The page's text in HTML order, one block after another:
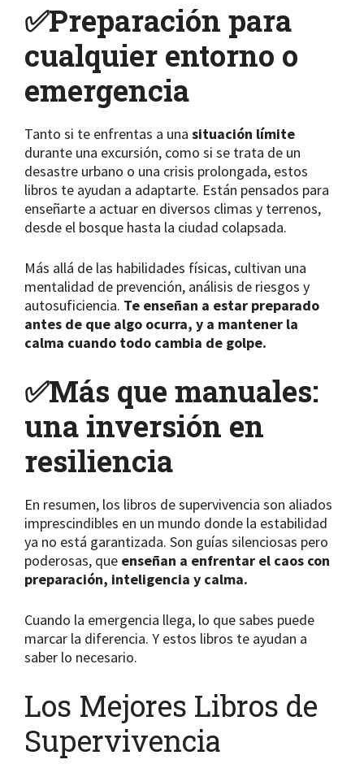
✅Preparación para
cualquier entorno o
emergencia
Tanto si te enfrentas a una situación límite
durante una excursión, como si se trata de un
desastre urbano o una crisis prolongada, estos
libros te ayudan a adaptarte. Están pensados para
enseñarte a actuar en diversos climas y terrenos,
desde el bosque hasta la ciudad colapsada.
Más allá de las habilidades físicas, cultivan una
mentalidad de prevención, análisis de riesgos y
autosuficiencia. Te enseñan a estar preparado
antes de que algo ocurra, y a mantener la
calma cuando todo cambia de golpe.
✅Más que manuales:
una inversión en
resiliencia
En resumen, los libros de supervivencia son aliados
imprescindibles en un mundo donde la estabilidad
ya no está garantizada. Son guías silenciosas pero
poderosas, que enseñan a enfrentar el caos con
preparación, inteligencia y calma.
Cuando la emergencia llega, lo que sabes puede
marcar la diferencia. Y estos libros te ayudan a
saber lo necesario.
Los Mejores Libros de
Supervivencia